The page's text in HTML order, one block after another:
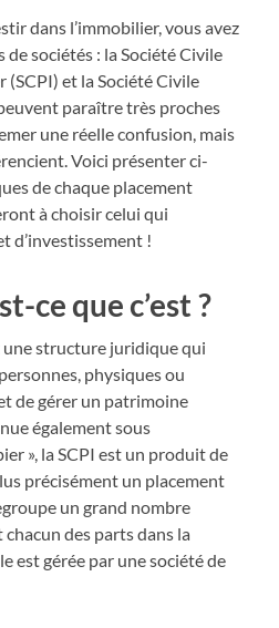
dans l’immobilier, vous avez
sociétés : la Société Civile
et la Société Civile
paraître très proches
une réelle confusion, mais
Voici présenter ci-
de chaque placement
à choisir celui qui
d’investissement !
ce que c’est ?
une structure juridique qui
physiques ou
de gérer un patrimoine
également sous
», la SCPI est un produit de
précisément un placement
un grand nombre
des parts dans la
est gérée par une société de